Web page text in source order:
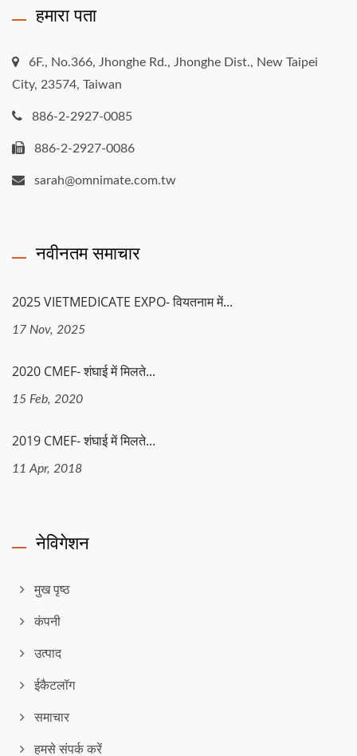
हमारा पता
6F., No.366, Jhonghe Rd., Jhonghe Dist., New Taipei
City, 23574, Taiwan
886-2-2927-0085
886-2-2927-0086
sarah@omnimate.com.tw
नवीनतम समाचार
2025 VIETMEDICATE EXPO- वियतनाम में...
17 Nov, 2025
2020 CMEF- शंघाई में मिलते...
15 Feb, 2020
2019 CMEF- शंघाई में मिलते...
11 Apr, 2018
नेविगेशन
मुख पृष्ठ
कंपनी
उत्पाद
ईकैटलॉग
समाचार
हमसे संपर्क करें